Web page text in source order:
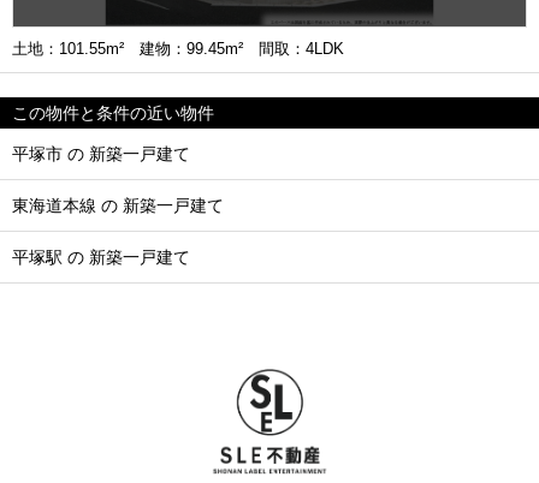
土地：101.55m² 建物：99.45m² 間取：4LDK
この物件と条件の近い物件
平塚市 の 新築一戸建て
東海道本線 の 新築一戸建て
平塚駅 の 新築一戸建て